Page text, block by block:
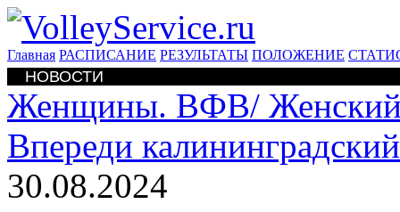
Главная РАСПИСАНИЕ РЕЗУЛЬТАТЫ ПОЛОЖЕНИЕ
НОВОСТИ
Женщины. ВФВ/
Впереди
30.08.2024